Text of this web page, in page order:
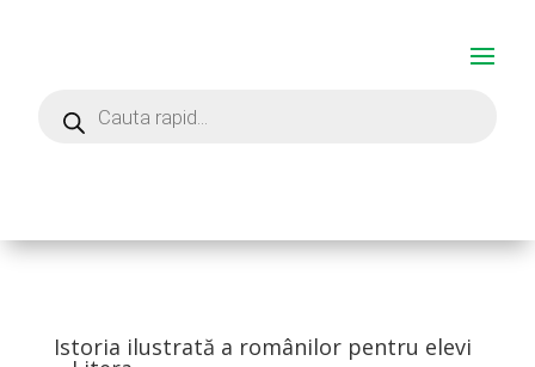
Istoria ilustrată a românilor pentru elevi